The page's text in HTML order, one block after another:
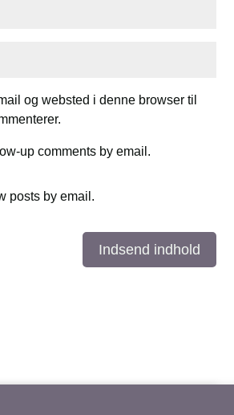
og websted i denne browser til
up comments by email.
posts by email.
Indsend indhold